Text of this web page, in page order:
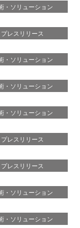
・ソリューション
プレスリリース
・ソリューション
・ソリューション
・ソリューション
プレスリリース
プレスリリース
・ソリューション
・ソリューション